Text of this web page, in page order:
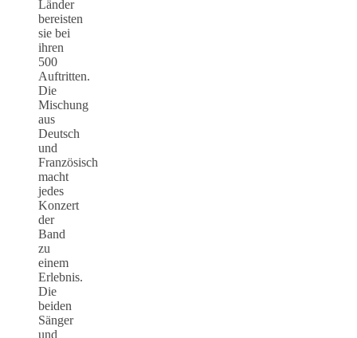
Länder
bereisten
sie bei
ihren
500
Auftritten.
Die
Mischung
aus
Deutsch
und
Französisch
macht
jedes
Konzert
der
Band
zu
einem
Erlebnis.
Die
beiden
Sänger
und